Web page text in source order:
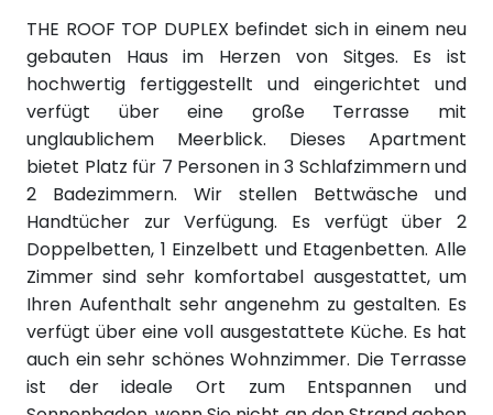
THE ROOF TOP DUPLEX befindet sich in einem neu
gebauten Haus im Herzen von Sitges. Es ist
hochwertig fertiggestellt und eingerichtet und
verfügt über eine große Terrasse mit
unglaublichem Meerblick. Dieses Apartment
bietet Platz für 7 Personen in 3 Schlafzimmern und
2 Badezimmern. Wir stellen Bettwäsche und
Handtücher zur Verfügung. Es verfügt über 2
Doppelbetten, 1 Einzelbett und Etagenbetten. Alle
Zimmer sind sehr komfortabel ausgestattet, um
Ihren Aufenthalt sehr angenehm zu gestalten. Es
verfügt über eine voll ausgestattete Küche. Es hat
auch ein sehr schönes Wohnzimmer. Die Terrasse
ist der ideale Ort zum Entspannen und